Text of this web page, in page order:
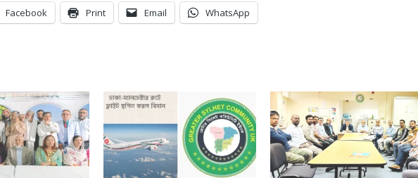
Facebook Print Email WhatsApp